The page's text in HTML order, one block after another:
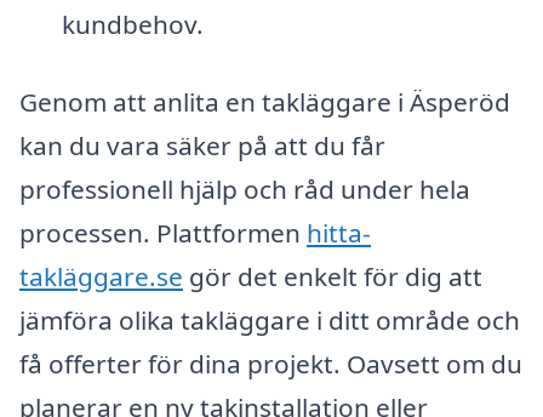
kundbehov.
Genom att anlita en takläggare i Äsperöd
kan du vara säker på att du får
professionell hjälp och råd under hela
processen. Plattformen hitta-
takläggare.se gör det enkelt för dig att
jämföra olika takläggare i ditt område och
få offerter för dina projekt. Oavsett om du
planerar en ny takinstallation eller